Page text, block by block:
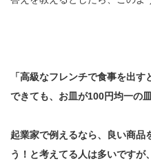
「高級なフレンチで食事を出
できても、お皿が100円均一の
起業家で例えるなら、良い商品
う！と考えてる人は多いですが、